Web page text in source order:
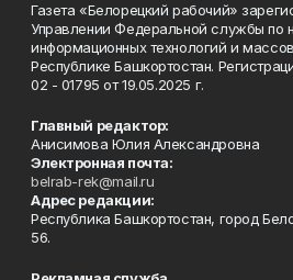
Газета «Белорецкий рабочий»
Управлении Федеральной службы по
информационных технологий и
Республике Башкортостан.
02 - 01795 от 19.05.2025 г.
Главный редактор:
Анисимова Юлия Александровна
Электронная почта:
belrab-rek@mail.ru
Адрес редакции:
Республика Башкортостан, город
56.